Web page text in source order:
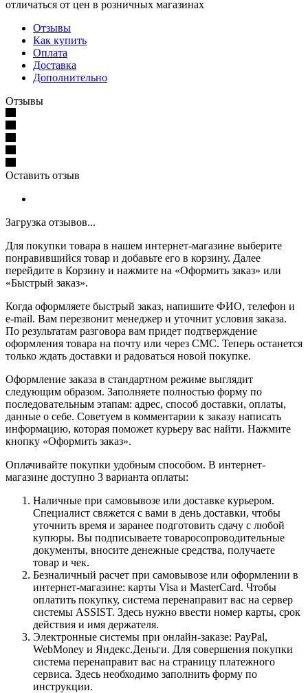
отличаться от цен в розничных магазинах
Отзывы
Как купить
Оплата
Доставка
Дополнительно
Отзывы
Оставить отзыв
Загрузка отзывов...
Для покупки товара в нашем интернет-магазине выберите
понравившийся товар и добавьте его в корзину. Далее
перейдите в Корзину и нажмите на «Оформить заказ» или
«Быстрый заказ».
Когда оформляете быстрый заказ, напишите ФИО, телефон и
e-mail. Вам перезвонит менеджер и уточнит условия заказа.
По результатам разговора вам придет подтверждение
оформления товара на почту или через СМС. Теперь останется
только ждать доставки и радоваться новой покупке.
Оформление заказа в стандартном режиме выглядит
следующим образом. Заполняете полностью форму по
последовательным этапам: адрес, способ доставки, оплаты,
данные о себе. Советуем в комментарии к заказу написать
информацию, которая поможет курьеру вас найти. Нажмите
кнопку «Оформить заказ».
Оплачивайте покупки удобным способом. В интернет-
магазине доступно 3 варианта оплаты:
Наличные при самовывозе или доставке курьером.
Специалист свяжется с вами в день доставки, чтобы
уточнить время и заранее подготовить сдачу с любой
купюры. Вы подписываете товаросопроводительные
документы, вносите денежные средства, получаете
товар и чек.
Безналичный расчет при самовывозе или оформлении в
интернет-магазине: карты Visa и MasterCard. Чтобы
оплатить покупку, система перенаправит вас на сервер
системы ASSIST. Здесь нужно ввести номер карты, срок
действия и имя держателя.
Электронные системы при онлайн-заказе: PayPal,
WebMoney и Яндекс.Деньги. Для совершения покупки
система перенаправит вас на страницу платежного
сервиса. Здесь необходимо заполнить форму по
инструкции.